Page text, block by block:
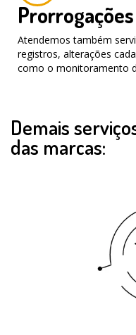
Atendemos também
registros, alterações
como o monitoramento
Demais
das marcas: